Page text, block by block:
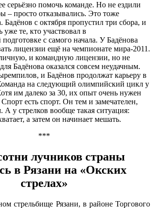
серьёзно помочь команде. Но не ездили
– просто отказывались. Это тоже
Бадёнов с октября пропустил три сбора, и
уже те, кто участвовал в
с самого начала. У Бадёнова
лицензии ещё на чемпионате мира-2011.
и командную лицензии, но не
Бадёнова оказался совсем неудачным.
и Бадёнов продолжат карьеру в
на следующий олимпийский цикл у
им далеко за 30, их опыт очень нужен
есть спорт. Он тем и замечателен,
А у стрелков вообще такая ситуация:
а затем он начинает мешать.
***
лучников страны
в Рязани на «Окских
стрелах»
стрельбище Рязани, в районе Торгового